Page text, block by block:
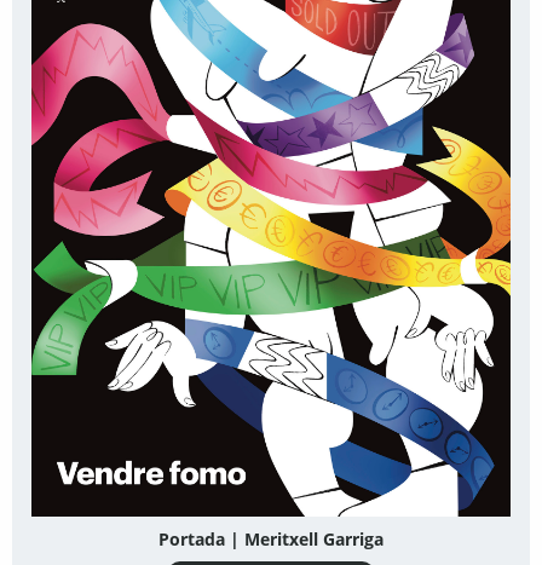
Portada | Meritxell Garriga